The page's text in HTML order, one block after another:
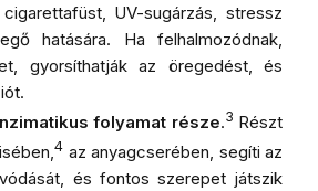
UV-sugárzás, stressz
hatására. Ha felhalmozódnak,
gyorsíthatják az öregedést, és
folyamat része.3 Részt
4 az anyagcserében, segíti az
és fontos szerepet játszik